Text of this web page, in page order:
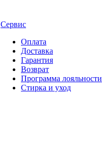
Сервис
Оплата
Доставка
Гарантия
Возврат
Программа лояльности
Стирка и уход